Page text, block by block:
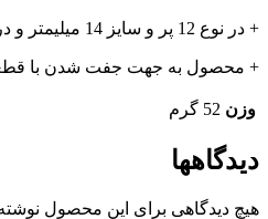
+ در نوع 12 پر و سایز 14 میلیمتر و درایو 1/2 اینچ
+ محصول به جهت جفت شدن با
وزن 52 گرم
دیدگاهها
هیچ دیدگاهی برای این محصول